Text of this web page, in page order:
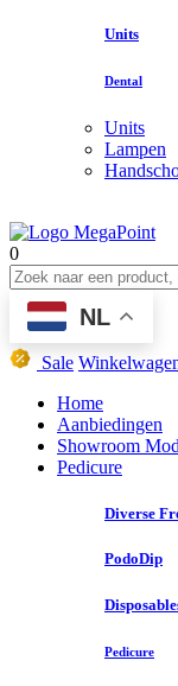
Units
Dental
Units
Lampen
0
NL
Sale
Home
Aanbiedingen
Showroom
Pedicure
Diverse
PodoDip
Pedicure